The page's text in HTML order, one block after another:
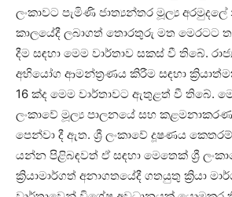
ලංකාවට පැමිණි ජාත්‍යන්තර මූල්‍ය
කාලයේදී ලබාගත් තොරතුරු මත මෙරටට
දීම සඳහා මෙම වාර්තාව සකස් වී තිබේ.
අභියෝග ආමන්ත්‍රණය කිරීම සඳහා
16 ක්ද මෙම වාර්තාවට ඇතුළත් වී තිබේ.
ලංකාවේ මූල්‍ය පාලනයේ සහ
පෙන්වා දී ඇත. ශ්‍රී ලංකාවේ දූෂණය
යන්න පිළිබඳවත් ඒ සඳහා මෙතෙක් ශ්‍රී
ක්‍රියාමාර්ගත් අනාගතයේදී ගතයුතු ක්‍රියා